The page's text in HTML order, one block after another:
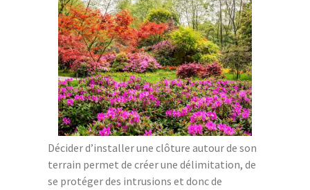
Décider d’installer une clôture autour de son
terrain permet de créer une délimitation, de
se protéger des intrusions et donc de